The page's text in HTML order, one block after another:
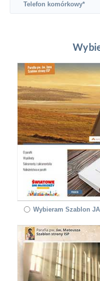
Telefon komórkowy*
Wybieram Szablon